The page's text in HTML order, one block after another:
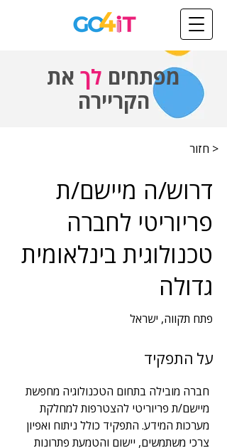
מפתחים לך את
הקריירה
< חזור
דרוש/ה מיישם/ת
פריוריטי לחברה
טכנולוגית בינלאומית
גדולה
פתח תקווה, ישראל
5
תחום
הטמעת מערכות
על התפקיד
חברה מובילה בתחום הטכנולוגיה מחפשת
מיישם/ת פריוריטי להצטרפות למחלקת
מערכות המידע. התפקיד כולל ניתוח ואפיון
צרכי משתמשים, יישום והטמעת פתרונות